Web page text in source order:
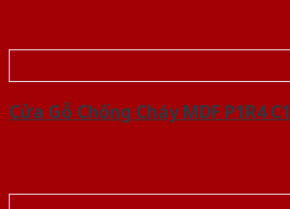
Cửa Gỗ Chống Cháy MDF P1R4 C1